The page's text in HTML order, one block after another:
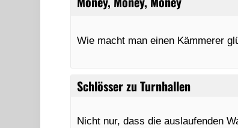
Wie macht man einen Kämmerer
Schlösser zu Turnhallen
Nicht nur, dass die auslaufenden